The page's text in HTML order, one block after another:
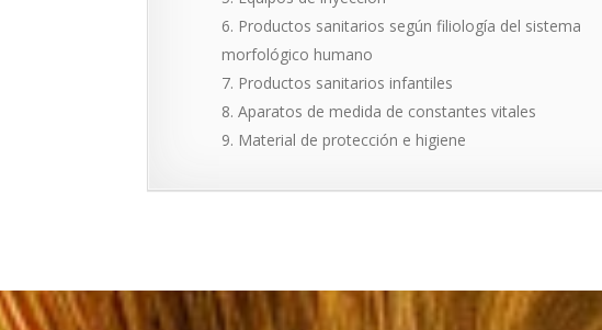
Productos sanitarios según filiología del sistema
morfológico humano
Productos sanitarios infantiles
Aparatos de medida de constantes vitales
Material de protección e higiene